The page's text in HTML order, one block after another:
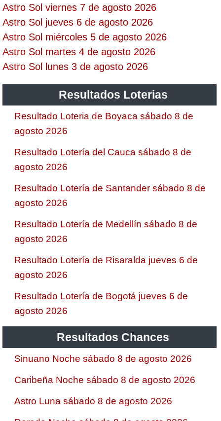
Saman de la suerte
Sinuano Día
Sinuano Noche
Super Chontico Noche
Astro Sol viernes 7 de agosto 2026
Astro Sol jueves 6 de agosto 2026
Astro Sol miércoles 5 de agosto 2026
Astro Sol martes 4 de agosto 2026
Astro Sol lunes 3 de agosto 2026
Resultados Loterias
Resultado Loteria de Boyaca sábado 8 de
agosto 2026
Resultado Lotería del Cauca sábado 8 de
agosto 2026
Resultado Lotería de Santander sábado 8 de
agosto 2026
Resultado Lotería de Medellín sábado 8 de
agosto 2026
Resultado Lotería de Risaralda jueves 6 de
agosto 2026
Resultado Lotería de Bogotá jueves 6 de
agosto 2026
Resultados Chances
Sinuano Noche sábado 8 de agosto 2026
Caribeña Noche sábado 8 de agosto 2026
Astro Luna sábado 8 de agosto 2026